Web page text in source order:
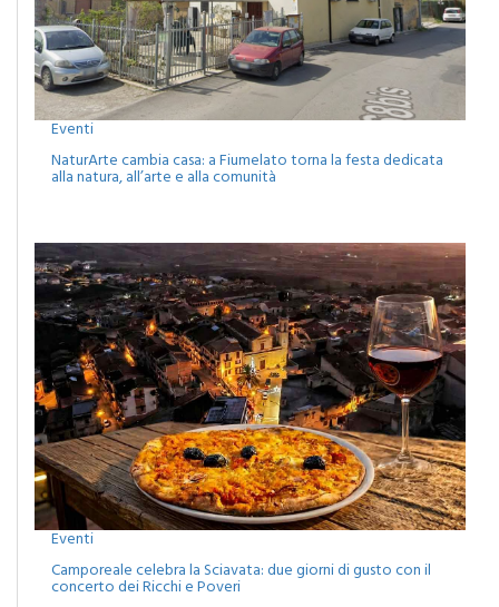
Eventi
NaturArte cambia casa: a Fiumelato torna la festa dedicata
alla natura, all’arte e alla comunità
Eventi
Camporeale celebra la Sciavata: due giorni di gusto con il
concerto dei Ricchi e Poveri